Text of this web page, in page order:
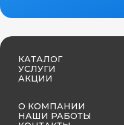
КАТАЛОГ
УСЛУГИ
АКЦИИ
О КОМПАНИИ
НАШИ РАБОТЫ